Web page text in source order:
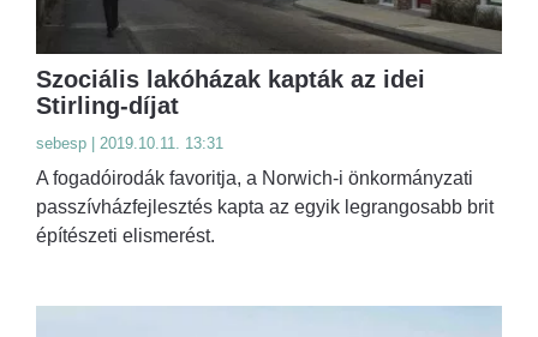
Szociális lakóházak kapták az idei
Stirling-díjat
sebesp | 2019.10.11. 13:31
A fogadóirodák favoritja, a Norwich-i önkormányzati
passzívházfejlesztés kapta az egyik legrangosabb brit
építészeti elismerést.